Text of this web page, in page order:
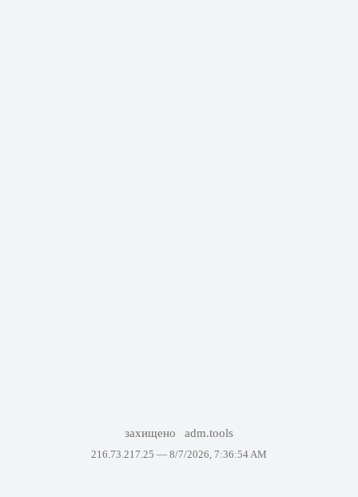
захищено adm.tools
216.73.217.25 — 8/7/2026, 7:36:54 AM